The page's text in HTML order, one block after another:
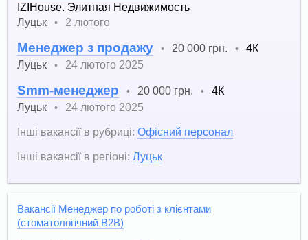
IZIHouse. Элитная Недвижимость
Луцьк
• 2 лютого
Менеджер з продажу • 20 000 грн. •
4К
Луцьк
• 24 лютого 2025
Smm-менеджер • 20 000 грн. •
4К
Луцьк
•
24 лютого 2025
Інші вакансії в рубриці: Офісний персонал
Інші вакансії в регіоні: Луцьк
Вакансії Менеджер по роботі з клієнтами
(стоматологічний B2B)